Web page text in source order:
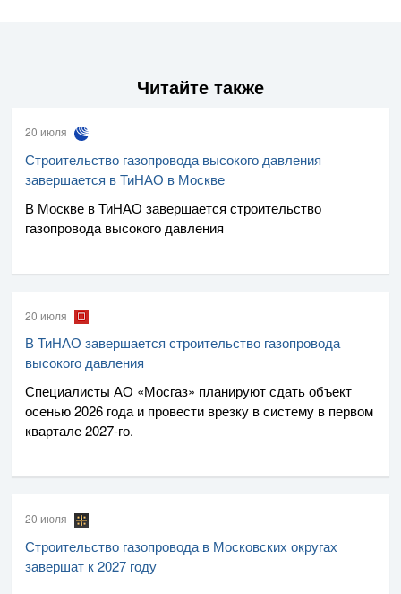
Читайте также
20 июля
Строительство газопровода высокого давления
завершается в ТиНАО в Москве
В Москве в ТиНАО завершается строительство
газопровода высокого давления
20 июля
В ТиНАО завершается строительство газопровода
высокого давления
Специалисты АО «Мосгаз» планируют сдать объект
осенью 2026 года и провести врезку в систему в первом
квартале2027-го.
20 июля
Строительство газопровода в Московских округах
завершат к 2027 году